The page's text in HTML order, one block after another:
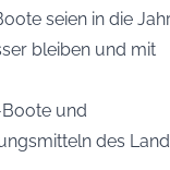
seien in die
bleiben und mit
und
des